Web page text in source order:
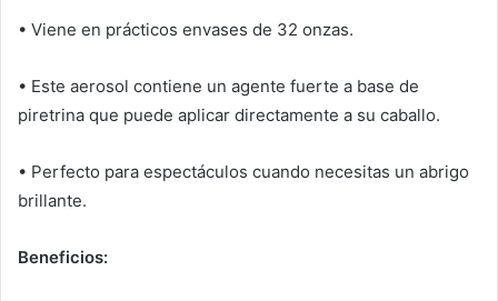
• Viene en prácticos envases de 32 onzas.
• Este aerosol contiene un agente fuerte a base de
piretrina que puede aplicar directamente a su caballo.
• Perfecto para espectáculos cuando necesitas un abrigo
brillante.
Beneficios: